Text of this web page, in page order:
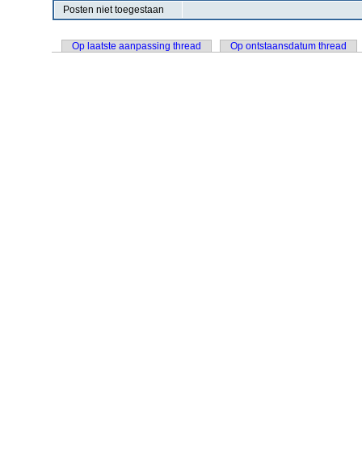
Posten niet toegestaan
Op laatste aanpassing thread Op ontstaansdatum thread